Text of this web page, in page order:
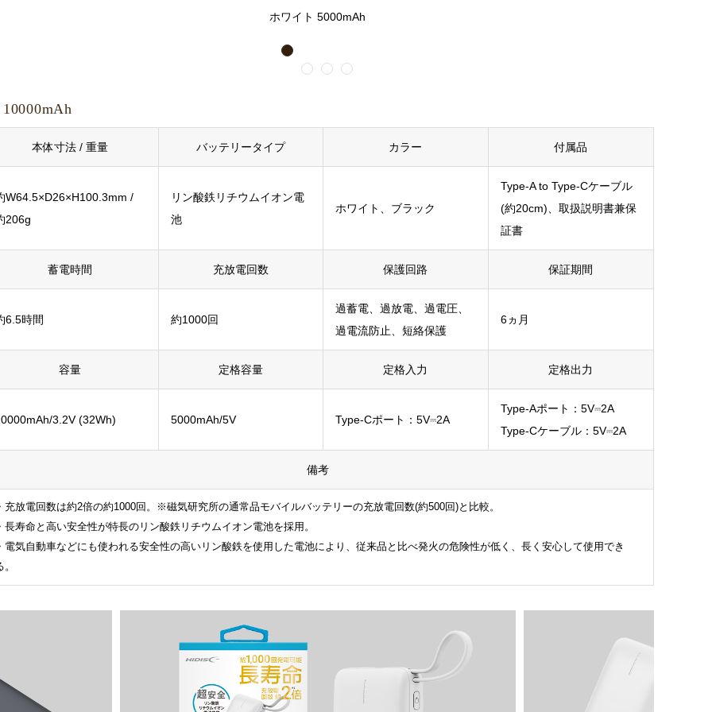
ホワイト 5000mAh
1
10000mAh
本体寸法 / 重量 バッテリータイプ カラー 付属品
W64.5×D26×H100.3mm /
206g
リン酸鉄リチウムイオン電
池
ホワイト、ブラック
Type-A to Type-Cケーブル
(約20cm)、取扱説明書兼保
証書
蓄電時間 充放電回数 保護回路 保証期間
6.5時間 約1000回
過蓄電、過放電、過電圧、
過電流防止、短絡保護
6ヵ月
容量 定格容量 定格入力 定格出力
3.2V (32Wh) 5000mAh/5V Type-Cポート：5V⎓2A
Type-Aポート：5V⎓2A
Type-Cケーブル：5V⎓2A
備考
充放電回数は約2倍の約1000回。※磁気研究所の通常品モバイルバッテリーの充放電回数(約500回)と比較。
長寿命と高い安全性が特長のリン酸鉄リチウムイオン電池を採用。
電気自動車などにも使われる安全性の高いリン酸鉄を使用した電池により、従来品と比べ発火の危険性が低く、長く安心して使用でき
。